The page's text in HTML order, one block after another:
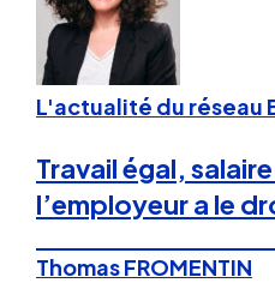
L'actualité du réseau
Travail égal,
l’employeur a le
Thomas FROMENTIN